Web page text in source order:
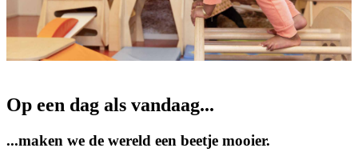
Op een dag als vandaag...
...maken we de wereld een beetje mooier.